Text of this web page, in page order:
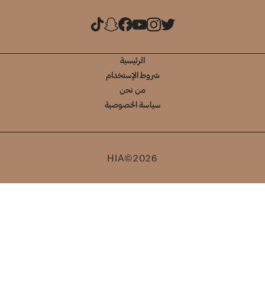
الرئيسية
شروط الإستخدام
من نحن
سياسة الخصوصية
HIA©2026